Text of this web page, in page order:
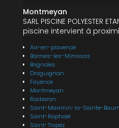
Montmeyan
SARL PISCINE POLYESTER
piscine intervient à
Aix-en-provence
Bormes-les-Mimosas
Brignoles
Draguignan
Fayence
Montmeyan
Rocbaron
Saint-Maximin-la-Sainte-
Saint-Raphaël
Saint-Tropez